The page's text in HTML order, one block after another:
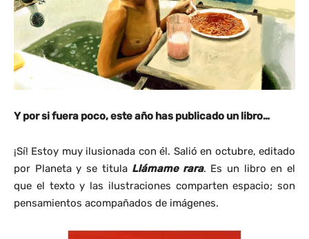
Y por si fuera poco, este año has publicado un libro…
¡Sí! Estoy muy ilusionada con él. Salió en octubre, editado
por Planeta y se titula Llámame rara. Es un libro en el
que el texto y las ilustraciones comparten espacio; son
pensamientos acompañados de imágenes.